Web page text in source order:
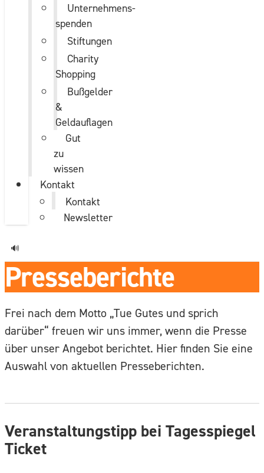
Unternehmens­
spenden
Stiftungen
Charity
Shopping
Bußgelder
&
Geldauflagen
Gut
zu
wissen
Kontakt
Kontakt
Newsletter
🔊
Presseberichte
Frei nach dem Motto „Tue Gutes und sprich
darüber“ freuen wir uns immer, wenn die Presse
über unser Angebot berichtet. Hier finden Sie eine
Auswahl von aktuellen Presseberichten.
Veranstaltungstipp bei Tagesspiegel
Ticket